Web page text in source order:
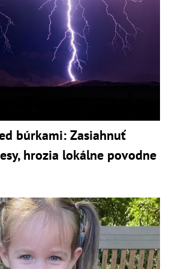
búrkami: Zasiahnuť
hrozia lokálne povodne